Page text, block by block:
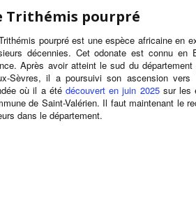
Trithémis pourpré
pourpré est une espèce africaine en
décennies. Cet odonate est connu en
Après avoir atteint le sud du
Sèvres, il a poursuivi son ascension
où il a été découvert en juin 2025sur les
de Saint-Valérien. Il faut maintenant le
dans le département.